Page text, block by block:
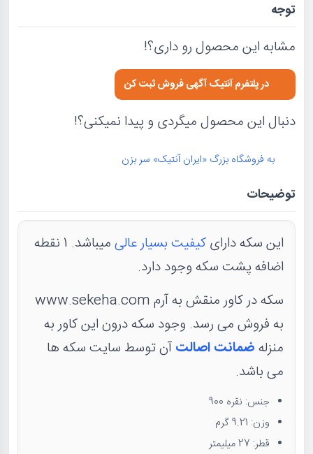
توجه
مشابه این محصول رو داری؟!
در پلتفرم آنتیک آگهی فروش ثبت کن
دنبال این محصول میگردی و پیدا نمیکنی؟!
به فروشگاه بزرگ «ایران آنتیک» سر بزن
توضیحات
این سکه دارایکیفیت بسیار عالی
میباشد. 1 نقطه
اضافه پشت سکه وجود دارد.
سکه در کاور منقش به آرم www.sekeha.com
به فروش می رسد. وجود سکه درون این کاور به
منزلهضمانت اصالتآن توسط سایت سکه ها
می باشد.
جنس: نقره 900
وزن: 9.21 گرم
قطر: 27 میلیمتر